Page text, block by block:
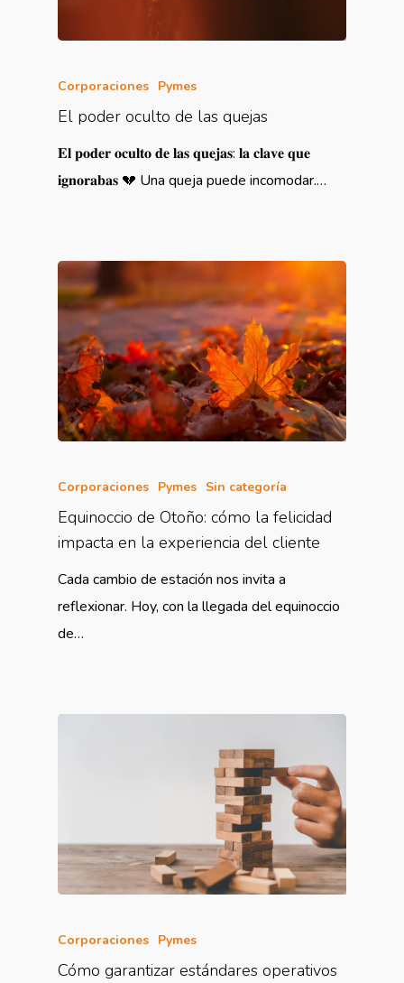
Corporaciones Pymes
El poder oculto de las quejas
𝐄𝐥 𝐩𝐨𝐝𝐞𝐫 𝐨𝐜𝐮𝐥𝐭𝐨 𝐝𝐞 𝐥𝐚𝐬 𝐪𝐮𝐞𝐣𝐚𝐬: 𝐥𝐚 𝐜𝐥𝐚𝐯𝐞 𝐪𝐮𝐞
𝐢𝐠𝐧𝐨𝐫𝐚𝐛𝐚𝐬 💔 Una queja puede incomodar.…
Corporaciones Pymes Sin categoría
Equinoccio de Otoño: cómo la felicidad
impacta en la experiencia del cliente
Cada cambio de estación nos invita a
reflexionar. Hoy, con la llegada del equinoccio
de…
Corporaciones Pymes
Cómo garantizar estándares operativos